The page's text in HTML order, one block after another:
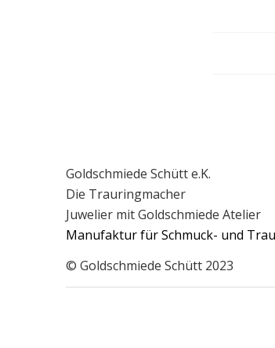
Goldschmiede Schütt e.K.
Die Trauringmacher
Juwelier mit Goldschmiede Atelier
Manufaktur für Schmuck- und
© Goldschmiede Schütt 2023